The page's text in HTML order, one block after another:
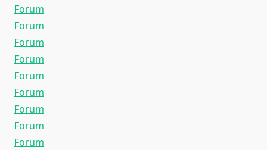
Forum
Forum
Forum
Forum
Forum
Forum
Forum
Forum
Forum